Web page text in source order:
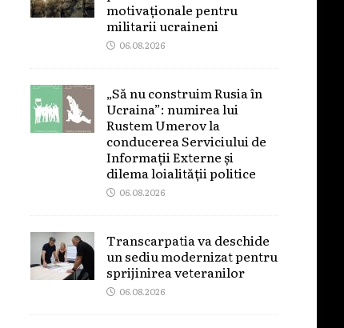
motivaționale pentru
militarii ucraineni
06.08.2026
„Să nu construim Rusia în
Ucraina”: numirea lui
Rustem Umerov la
conducerea Serviciului de
Informații Externe și
dilema loialității politice
06.08.2026
Transcarpatia va deschide
un sediu modernizat pentru
sprijinirea veteranilor
06.08.2026